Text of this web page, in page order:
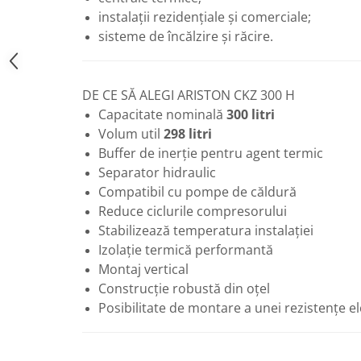
Vase de expansiune pentru
instalatii sanitare
Vas de expansiune pentru hidrofor
Termostate si controlere
Termostate de camera
Cleme de fixare si coliere
Accesorii de montaj
Substante intretinere instalatii
Accesorii instalatii termice
Distribuitoare
instalații rezidențiale și comerciale;
sisteme de încălzire și răcire.
DE CE SĂ ALEGI ARISTON CKZ 300 H
Capacitate nominală 300 litri
Volum util 298 litri
Buffer de inerție pentru agent termic
Separator hidraulic
Compatibil cu pompe de căldură
Reduce ciclurile compresorului
Stabilizează temperatura instalației
Izolație termică performantă
Montaj vertical
Construcție robustă din oțel
Posibilitate de montare a unei rezistențe